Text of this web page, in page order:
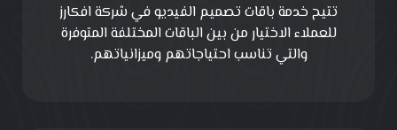
تتيح خدمة باقات تصميم الفيديو في شركة افكارز
للعملاء الاختيار من بين الباقات المختلفة المتوفرة
والتي تناسب احتياجاتهم وميزانياتهم.